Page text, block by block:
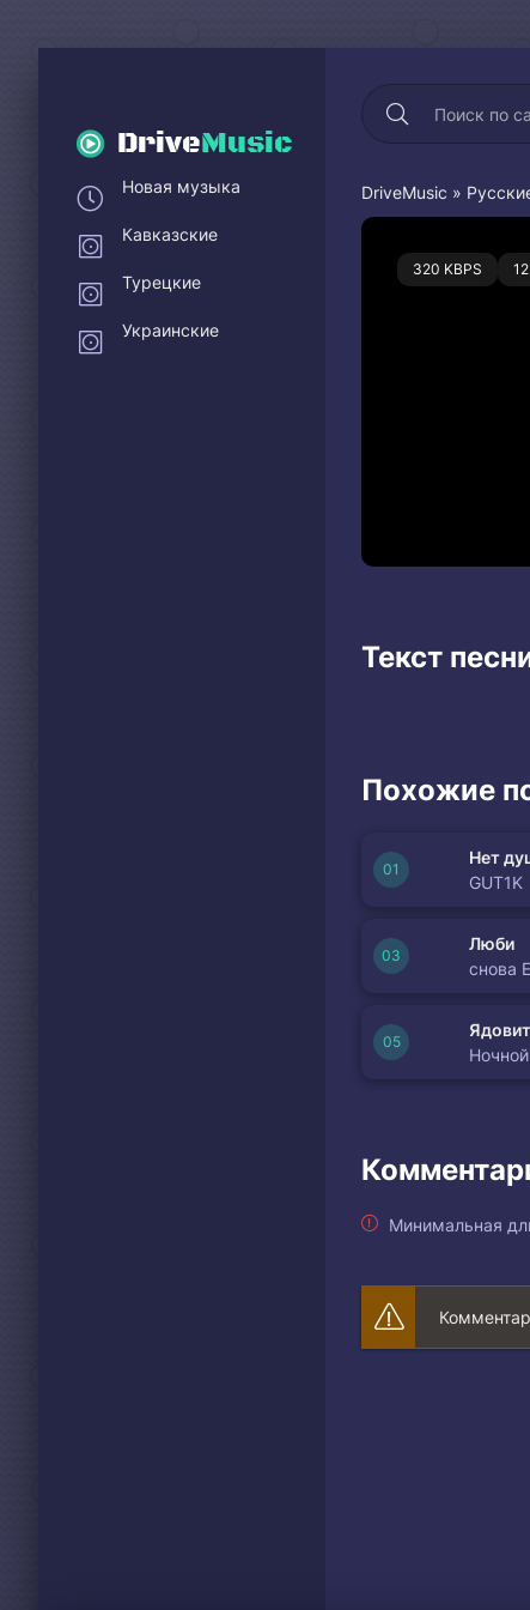
DriveMusic
DriveMusic »
320 KBPS
0
Текст
Похожие
Нет
GUT1K
Люби
снова
Минимальная
Новая музыка
Кавказские
Турецкие
Украинские